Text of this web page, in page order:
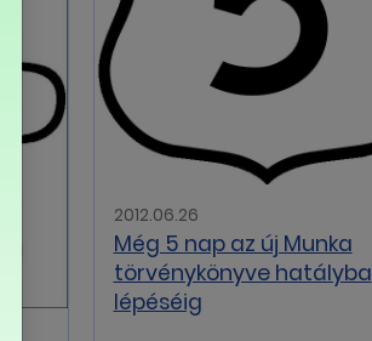
2012.06.26
Még 5 nap az új Munka
törvénykönyve hatályba
lépéséig